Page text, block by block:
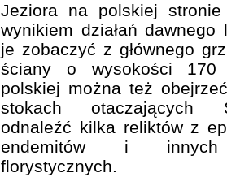
Jeziora na polskiej
wynikiem działań dawnego
je zobaczyć z głównego
ściany o wysokości
polskiej można też
stokach otaczających
odnaleźć kilka reliktów z
endemitów i innych
florystycznych.